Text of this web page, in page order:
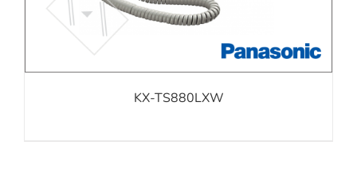
KX-TS880LXW